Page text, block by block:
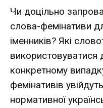
Чи доцільно
слова-фемінативи
іменників? Які
конкретному
фемінативів
нормативної